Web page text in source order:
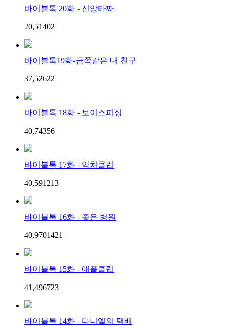
바이블톡 20화 - 신앙타짜
20,51402
바이블톡19화-금쪽같은 내 친구
37,52622
바이블톡 18화 - 보이스피싱
40,74356
바이블톡 17화 - 악처클럽
40,591 213
바이블톡 16화 - 좋은 병원
40,9701421
바이블톡 15화 - 애플클럽
41,496723
바이블톡 14화 - 다니엘의 택배